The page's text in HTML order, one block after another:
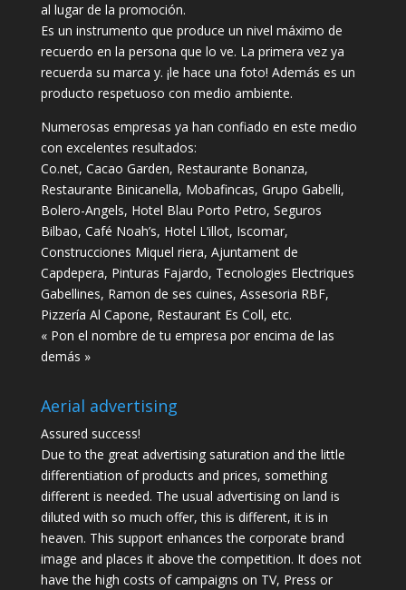
al lugar de la promoción.
Es un instrumento que produce un nivel máximo de
recuerdo en la persona que lo ve. La primera vez ya
recuerda su marca y. ¡le hace una foto! Además es un
producto respetuoso con medio ambiente.
Numerosas empresas ya han confiado en este medio
con excelentes resultados:
Co.net, Cacao Garden, Restaurante Bonanza,
Restaurante Binicanella, Mobafincas, Grupo Gabelli,
Bolero-Angels, Hotel Blau Porto Petro, Seguros
Bilbao, Café Noah’s, Hotel L’illot, Iscomar,
Construcciones Miquel riera, Ajuntament de
Capdepera, Pinturas Fajardo, Tecnologies Electriques
Gabellines, Ramon de ses cuines, Assesoria RBF,
Pizzería Al Capone, Restaurant Es Coll, etc.
« Pon el nombre de tu empresa por encima de las
demás »
Aerial advertising
Assured success!
Due to the great advertising saturation and the little
differentiation of products and prices, something
different is needed. The usual advertising on land is
diluted with so much offer, this is different, it is in
heaven. This support enhances the corporate brand
image and places it above the competition. It does not
have the high costs of campaigns on TV, Press or